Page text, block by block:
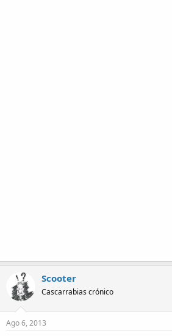
Scooter
Cascarrabias crónico
Ago 6, 2013